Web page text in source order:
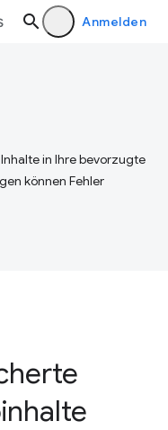
Anmelden
in Ihre bevorzugte
können Fehler